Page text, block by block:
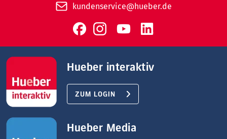
kundenservice@hueber.de
Hueber interaktiv
ZUM LOGIN
Hueber Media